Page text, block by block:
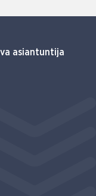
asiantuntija